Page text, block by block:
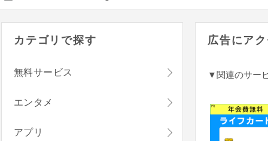
広告にア
▼関連のサー
カテゴリで探す
無料サービス
エンタメ
アプリ